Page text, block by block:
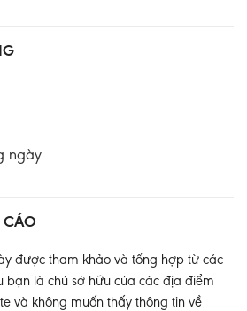
ngày
được tham khảo và tổng hợp từ các
bạn là chủ sở hữu của các địa điểm
và không muốn thấy thông tin về